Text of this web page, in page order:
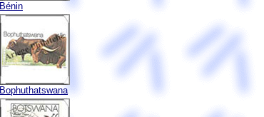
Bénin
Bophuthatswana